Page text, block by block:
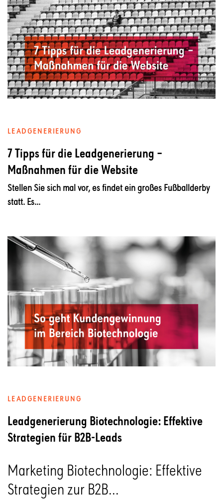
LEADGENERIERUNG
7 Tipps für die Leadgenerierung –
Maßnahmen für die Website
Stellen Sie sich mal vor, es findet ein großes Fußballderby
statt. Es...
LEADGENERIERUNG
Leadgenerierung Biotechnologie: Effektive
Strategien für B2B-Leads
Marketing Biotechnologie: Effektive
Strategien zur B2B...